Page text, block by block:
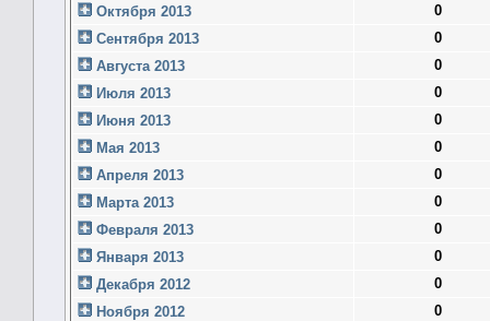
Октября 2013
0
Сентября 2013
0
Августа 2013
0
Июля 2013
0
Июня 2013
0
Мая 2013
0
Апреля 2013
0
Марта 2013
0
Февраля 2013
0
Января 2013
0
Декабря 2012
0
Ноября 2012
0